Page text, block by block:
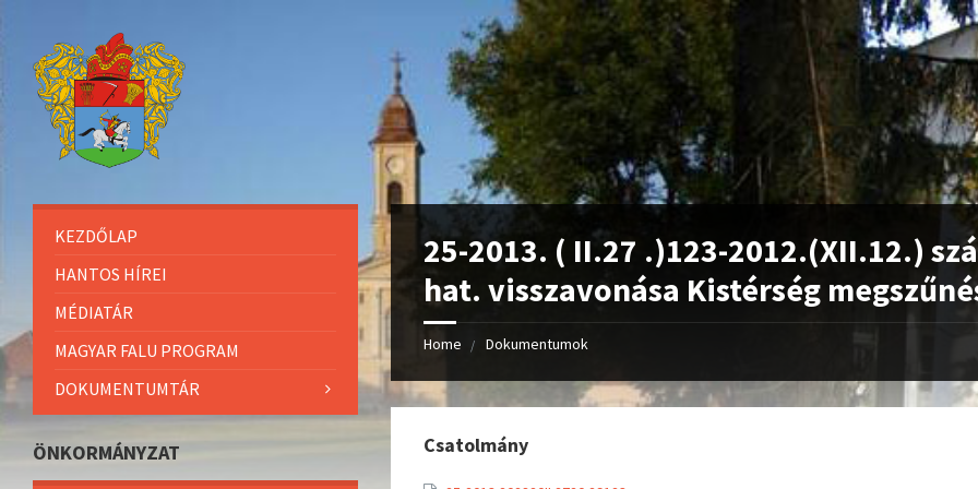
25-2013. ( II.27 .)123-2012.(XII.12.)
hat. visszavonása Kistérség
Home Dokumentumok
Csatolmány
KEZDŐLAP
HANTOS HÍREI
MÉDIATÁR
MAGYAR FALU PROGRAM
DOKUMENTUMTÁR
ÖNKORMÁNYZAT